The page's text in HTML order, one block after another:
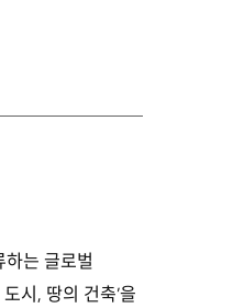
는 글로벌
시, 땅의 건축’을